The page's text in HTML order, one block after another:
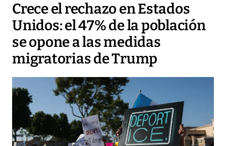
Crece el rechazo en Estados
Unidos: el 47% de la población
se opone a las medidas
migratorias de Trump